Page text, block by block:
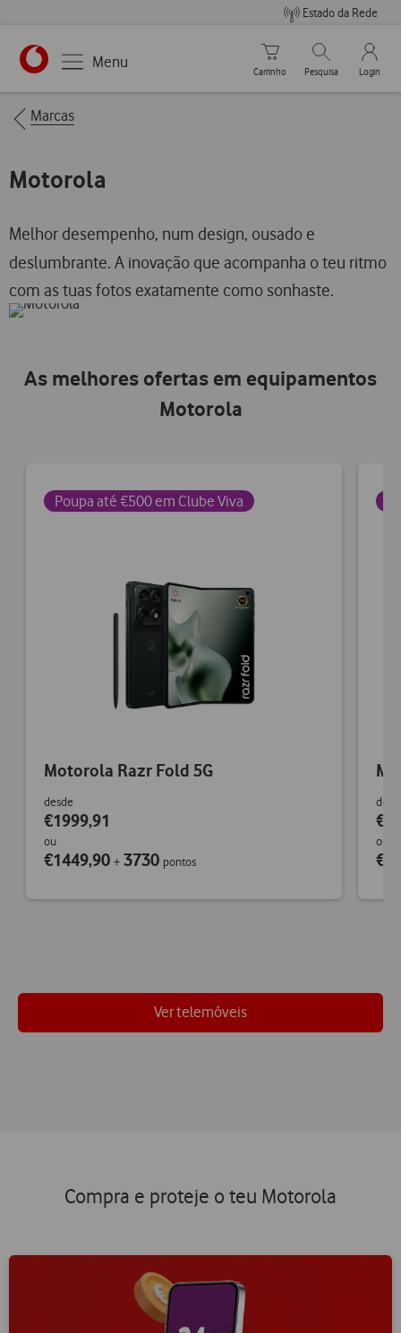
Estado da Rede
https://www.vodafone.pt
Menu
Carrinho de compras
Carrinho
Pesquisar
Pesquisa
My
Login
Breadcrumbs
Marcas
Motorola
Melhor desempenho, num design, ousado e
deslumbrante. A inovação que acompanha o teu ritmo
com as tuas fotos exatamente como sonhaste.
As melhores ofertas em equipamentos
Motorola
Poupa até €500 em Clube Viva
Motorola Razr Fold 5G
desde
€1999,91
ou
€1449,90 + 3730 pontos
ou
Ver telemóveis
Compra e proteje o teu Motorola